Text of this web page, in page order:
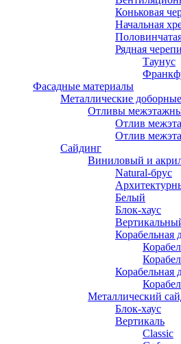
Коньковая
Начальная
Рядная
Таунус
Фасадные материалы
Металлические
Отливы
Отлив
Отлив
Сайдинг
Виниловый и
Natural-брус
Белый
Блок-хаус
Корабельная
Корабельная
Металлический
Блок-хаус
Вертикаль
Classic